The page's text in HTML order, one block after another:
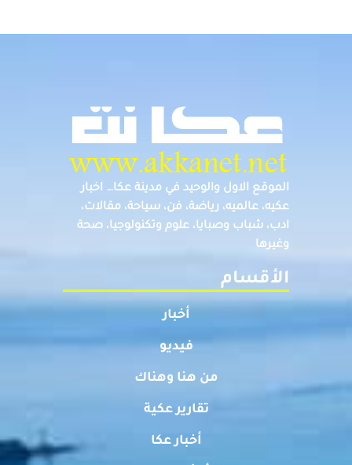
الموقع الاول والوحيد في مدينة عكا… اخبار
عكيه، عالميه، رياضة، فن، سياحة، مقالات،
ادب، شباب وصبايا، علوم وتكنولوجيا، صحة
وغيرها
الأقسام
أخبار
فيديو
من هنا وهناك
تقارير عكية
أخبار عكا